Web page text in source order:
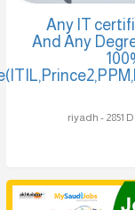
And